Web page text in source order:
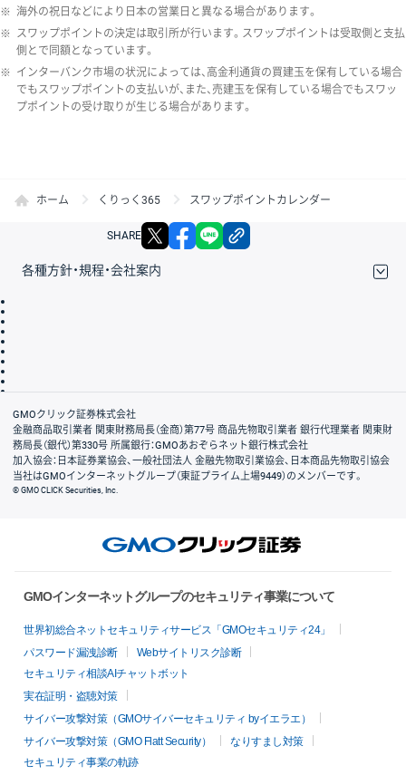
※ 海外の祝日などにより日本の営業日と異なる場合があります。
※ スワップポイントの決定は取引所が行います。スワップポイントは受取側と支払
側とで同額となっています。
※ インターバンク市場の状況によっては、高金利通貨の買建玉を保有している場合
でもスワップポイントの支払いが、また、売建玉を保有している場合でもスワッ
プポイントの受け取りが生じる場合があります。
ホーム くりっく365 スワップポイントカレンダー
SHARE X facebook
各種方針・規程・会社案内
会社案内
GMOクリック証券株式会社
金融商品取引業者 関東財務局長（金商）第77号 商品先物取引業者 銀行代理業者 関東財
務局長（銀代）第330号 所属銀行：GMOあおぞらネット銀行株式会社
加入協会：日本証券業協会、一般社団法人 金融先物取引業協会、日本商品先物取引協会
当社はGMOインターネットグループ（東証プライム上場9449）のメンバーです。
© GMO CLICK Securities, Inc.
GMOインターネットグループのセキュリティ事業について
世界初総合ネットセキュリティサービス「GMOセキュリティ24」
パスワード漏洩診断
Webサイトリスク診断
セキュリティ相談AIチャットボット
実在証明・盗聴対策
サイバー攻撃対策（GMOサイバーセキュリティ byイエラエ）
サイバー攻撃対策（GMO Flatt Security）
なりすまし対策
セキュリティ事業の軌跡